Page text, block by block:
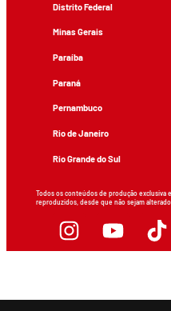
Distrito Federal
Minas Gerais
Paraíba
Paraná
Pernambuco
Rio de Janeiro
Rio Grande do Sul
Todos os conteúdos de produção exclusiva
reproduzidos, desde que não sejam